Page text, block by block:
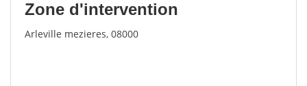
Zone d'intervention
Arleville mezieres, 08000